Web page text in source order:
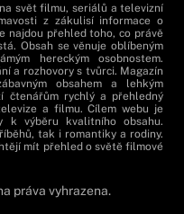
svět filmu, seriálů a televizní
z zákulisí informace o
najdou přehled toho, co právě
Obsah se věnuje oblíbeným
hereckým osobnostem.
a rozhovory s tvůrci. Magazín
obsahem a lehkým
čtenářům rychlý a přehledný
a filmu. Cílem webu je
k výběru kvalitního obsahu.
tak i romantiky a rodiny.
mít přehled o světě filmové
práva vyhrazena.